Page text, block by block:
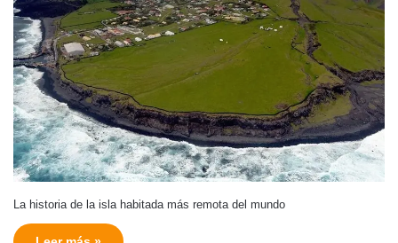
La historia de la isla habitada más remota del mundo